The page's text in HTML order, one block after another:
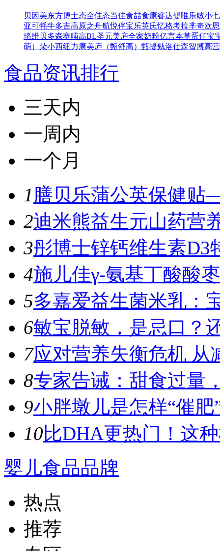
贝因美东方博士态全佳态当佳食喆食康睿达婴唯乐敏小七
亚可牦牛多吉高原之舟航悦伴宝乐英氏忆格考拉芈奇欧
珞维贝多森赛哺高BL圣元美庐全家奶粉亿言本草蛋仔宝
萌） 朵小西纽力康美庐（甄舒高） 甄提勉洛仕森智博高
食品资讯排行
三天内
一周内
一个月
1 膳贝乐蒲公英保健
2迪米熊益生元山药营
3彤博士锌钙维生素
4施儿佳γ-氨基丁酸酸
5多嘉爱益生菌米乳：
6敏宝脱敏，是忌口？
7应对营养失衡危机 从
8专家告诫：甜食过量
9小胖墩儿是怎样“催
10比DHA更热门！这
婴儿食品品牌
热点
推荐